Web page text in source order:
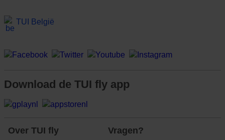
TUI België
Download de TUI fly app
Over TUI fly Vragen?